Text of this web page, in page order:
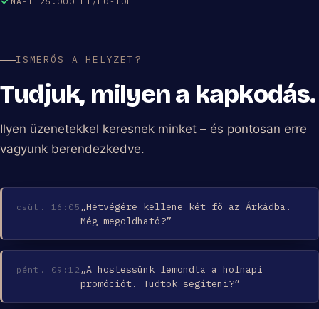
ISMERŐS A HELYZET?
Tudjuk, milyen a kapkodás.
Ilyen üzenetekkel keresnek minket – és pontosan erre
vagyunk berendezkedve.
csüt. 16:05 „Hétvégére kellene két fő az Árkádba.
Még megoldható?”
pént. 09:12 „A hostessünk lemondta a holnapi
promóciót. Tudtok segíteni?”